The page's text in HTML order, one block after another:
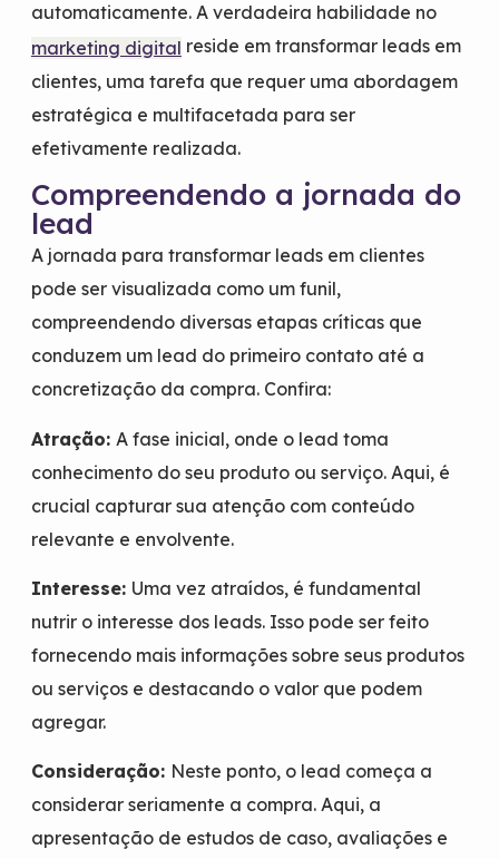
automaticamente. A verdadeira habilidade no
marketing digital reside em transformar leads em
clientes, uma tarefa que requer uma abordagem
estratégica e multifacetada para ser
efetivamente realizada.
Compreendendo a jornada do
lead
A jornada para transformar leads em clientes
pode ser visualizada como um funil,
compreendendo diversas etapas críticas que
conduzem um lead do primeiro contato até a
concretização da compra. Confira:
Atração: A fase inicial, onde o lead toma
conhecimento do seu produto ou serviço. Aqui, é
crucial capturar sua atenção com conteúdo
relevante e envolvente.
Interesse: Uma vez atraídos, é fundamental
nutrir o interesse dos leads. Isso pode ser feito
fornecendo mais informações sobre seus produtos
ou serviços e destacando o valor que podem
agregar.
Consideração: Neste ponto, o lead começa a
considerar seriamente a compra. Aqui, a
apresentação de estudos de caso, avaliações e